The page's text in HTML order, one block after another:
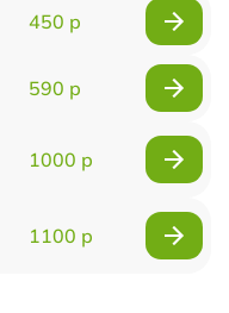
450 р
590 р
1000 р
1100 р